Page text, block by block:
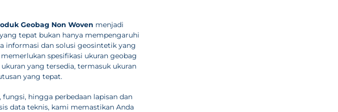
Geobag Non Woven menjadi
tepat bukan hanya mempengaruhi
informasi dan solusi geosintetik yang
spesifikasi ukuran geobag
yang tersedia, termasuk ukuran
yang tepat.
hingga perbedaan lapisan dan
data teknis, kami memastikan Anda